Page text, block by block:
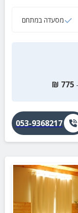
מסעדה במתחם
775
₪
053-9368217